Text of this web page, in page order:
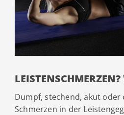
Dumpf, stechend, akut oder
Schmerzen in der